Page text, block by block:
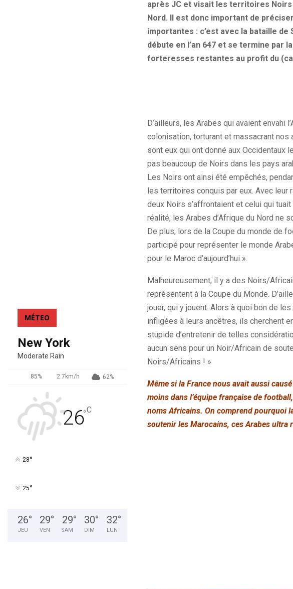
après JC et visait les territoires
Nord. Il est donc important de
importantes : c’est avec la bataille
débute en l’an 647 et se termine par
forteresses restantes au profit du
D’ailleurs, les Arabes qui avaient envahi
colonisation, torturant et massacrant
sont eux qui ont donné aux Occidentaux
pas beaucoup de Noirs dans les pays
Les Noirs ont ainsi été empêchés,
les territoires conquis par eux. Avec
deux Noirs s’affrontaient et celui qui
réalité, les Arabes d’Afrique du Nord ne
De plus, lors de la Coupe du monde de
participé pour représenter le monde
pour le Maroc d’aujourd’hui ».
Malheureusement, il y a des Noirs/
représentent à la Coupe du Monde.
jouer, qui y jouent. Alors à quoi bon de
infligées à leurs ancêtres, ils cherchent
stupide d’entretenir de telles
aucun sens pour un Noir/Africain de
Noirs/Africains ! »
Même si la France nous avait aussi
moins dans l’équipe française de
noms Africains. On comprend pourquoi
soutenir les Marocains, ces Arabes ultra
MÉTEO
New York
Moderate Rain
85% 2.7km/h 62%
26°C
28°
25°
26°
JEU
29°
VEN
29°
SAM
30°
DIM
32°
LUN